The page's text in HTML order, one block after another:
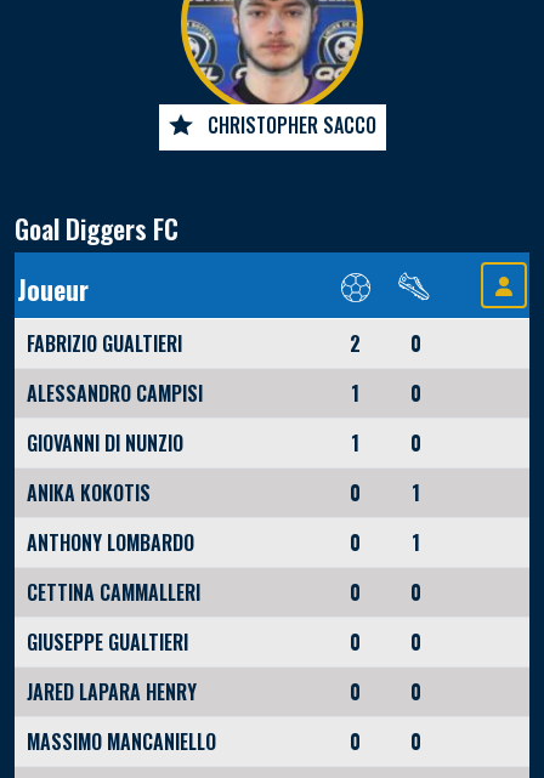
CHRISTOPHER SACCO
Goal Diggers FC
Joueur
FABRIZIO GUALTIERI 2
0
ALESSANDRO CAMPISI
1
0
GIOVANNI DI NUNZIO
1
0
ANIKA KOKOTIS
0
1
ANTHONY LOMBARDO
0
1
CETTINA CAMMALLERI
0
0
GIUSEPPE GUALTIERI
0
0
JARED LAPARA HENRY
0
0
MASSIMO MANCANIELLO
0
0